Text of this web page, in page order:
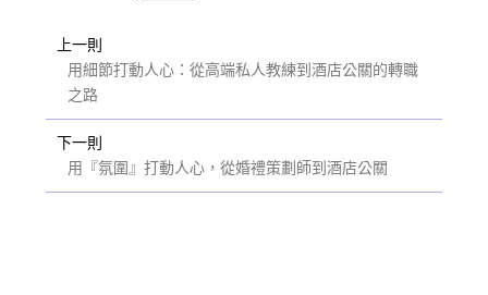
上一則
用細節打動人心：從高端私人教練到酒店公關的轉職
之路
下一則
用『氛圍』打動人心，從婚禮策劃師到酒店公關